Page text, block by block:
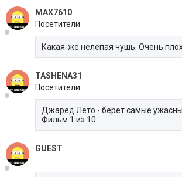
MAX7610
Посетители
Какая-же нелепая чушь. Очень
TASHENA31
Посетители
Джаред Лето - берет самые
Фильм 1 из 10
GUEST